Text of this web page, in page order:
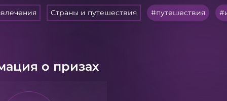
Страны и путешествия путешествия
о призах